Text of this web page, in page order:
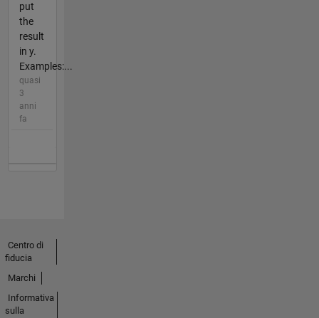
put
the
result
in y.
Examples:...
quasi
3
anni
fa
Centro di
fiducia
Marchi
Informativa
sulla